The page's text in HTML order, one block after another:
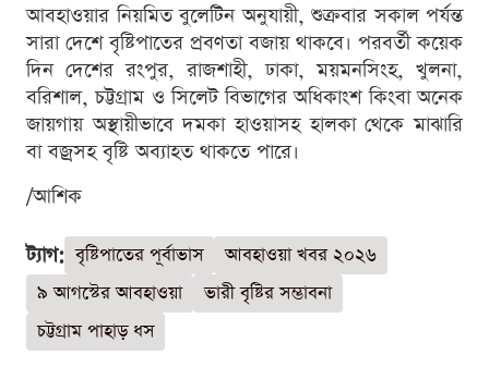
আবহাওয়ার নিয়মিত বুলেটিন অনুযায়ী, শুক্রবার সকাল পর্যন্ত
সারা দেশে বৃষ্টিপাতের প্রবণতা বজায় থাকবে। পরবর্তী কয়েক
দিন দেশের রংপুর, রাজশাহী, ঢাকা, ময়মনসিংহ, খুলনা,
বরিশাল, চট্টগ্রাম ও সিলেট বিভাগের অধিকাংশ কিংবা অনেক
জায়গায় অস্থায়ীভাবে দমকা হাওয়াসহ হালকা থেকে মাঝারি
বা বজ্রসহ বৃষ্টি অব্যাহত থাকতে পারে।
/আশিক
ট্যাগ: বৃষ্টিপাতের পূর্বাভাস
আবহাওয়া খবর ২০২৬
৯ আগস্টের আবহাওয়া
ভারী বৃষ্টির সম্ভাবনা
চট্টগ্রাম পাহাড় ধস